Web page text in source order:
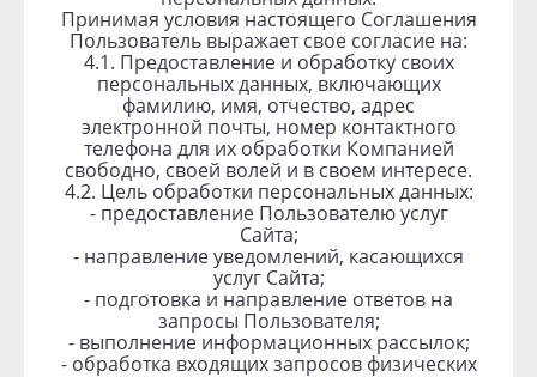
Принимая условия настоящего Соглашения
Пользователь выражает свое согласие на:
4.1. Предоставление и обработку своих
персональных данных, включающих
фамилию, имя, отчество, адрес
электронной почты, номер контактного
телефона для их обработки Компанией
свободно, своей волей и в своем интересе.
4.2. Цель обработки персональных данных:
- предоставление Пользователю услуг
Сайта;
- направление уведомлений, касающихся
услуг Сайта;
- подготовка и направление ответов на
запросы Пользователя;
- выполнение информационных рассылок;
- обработка входящих запросов физических